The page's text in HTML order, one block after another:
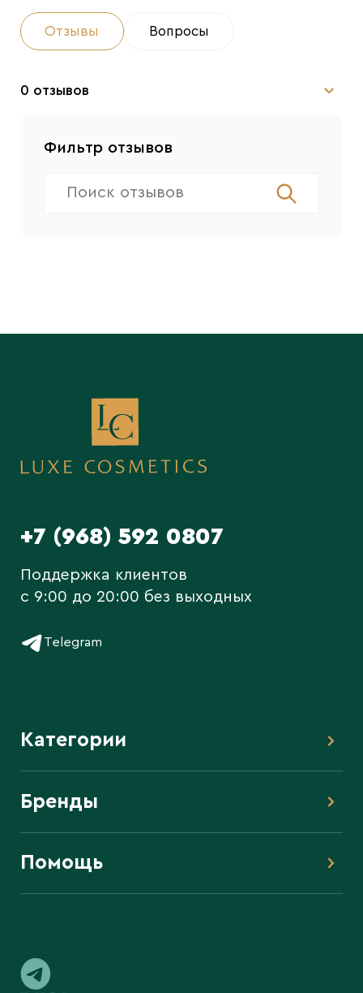
Отзывы Вопросы
0 отзывов
Фильтр отзывов
+7 (968) 592 0807
Поддержка клиентов
c 9:00 до 20:00 без выходных
Telegram
Категории
Бренды
Помощь